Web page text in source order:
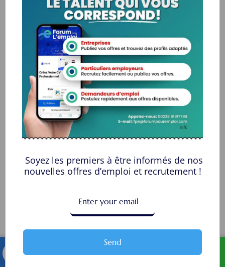
Soyez les premiers à être informés de nos
nouvelles offres d’emploi et recrutement !
Send